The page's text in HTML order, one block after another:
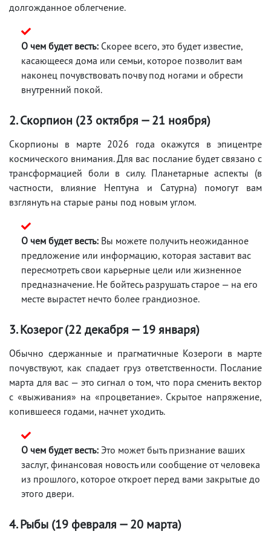
долгожданное облегчение.
О чем будет весть: Скорее всего, это будет известие,
касающееся дома или семьи, которое позволит вам
наконец почувствовать почву под ногами и обрести
внутренний покой.
2. Скорпион (23 октября — 21 ноября)
Скорпионы в марте 2026 года окажутся в эпицентре
космического внимания. Для вас послание будет связано с
трансформацией боли в силу. Планетарные аспекты (в
частности, влияние Нептуна и Сатурна) помогут вам
взглянуть на старые раны под новым углом.
О чем будет весть: Вы можете получить неожиданное
предложение или информацию, которая заставит вас
пересмотреть свои карьерные цели или жизненное
предназначение. Не бойтесь разрушать старое — на его
месте вырастет нечто более грандиозное.
3. Козерог (22 декабря — 19 января)
Обычно сдержанные и прагматичные Козероги в марте
почувствуют, как спадает груз ответственности. Послание
марта для вас — это сигнал о том, что пора сменить вектор
с «выживания» на «процветание». Скрытое напряжение,
копившееся годами, начнет уходить.
О чем будет весть: Это может быть признание ваших
заслуг, финансовая новость или сообщение от человека
из прошлого, которое откроет перед вами закрытые до
этого двери.
4. Рыбы (19 февраля — 20 марта)